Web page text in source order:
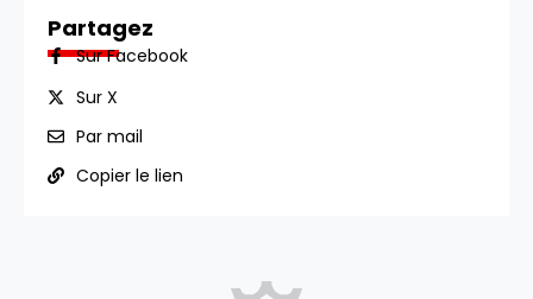
Partagez
Sur Facebook
Sur X
Par mail
Copier le lien